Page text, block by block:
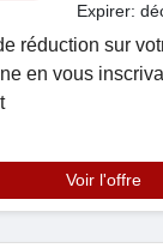
Expirer:
réduction sur
en vous
Voir l'offre